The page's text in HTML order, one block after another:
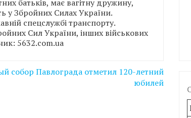
батьків, має вагітну дружину,
у Збройних Силах України.
спецслужбі транспорту.
Сил України, інших військових
5632.com.ua
собор Павлограда отметил 120-летний
юбилей